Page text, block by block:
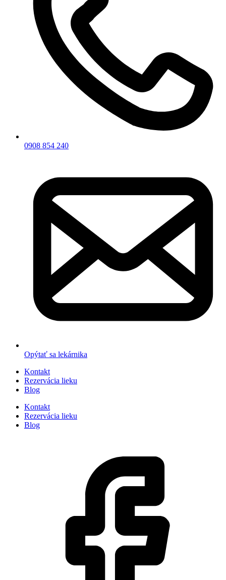
0908 854 240
Opýtať sa lekárnika
Kontakt
Rezervácia lieku
Blog
Kontakt
Rezervácia lieku
Blog